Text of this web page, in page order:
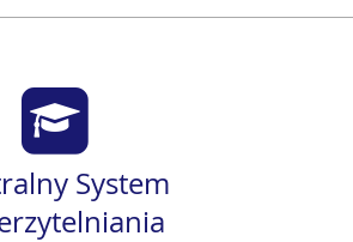
System